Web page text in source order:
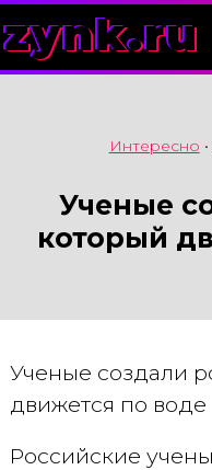
zynk.ru
Интересно •
Ученые
который
Ученые создали
движется по воде
Российские